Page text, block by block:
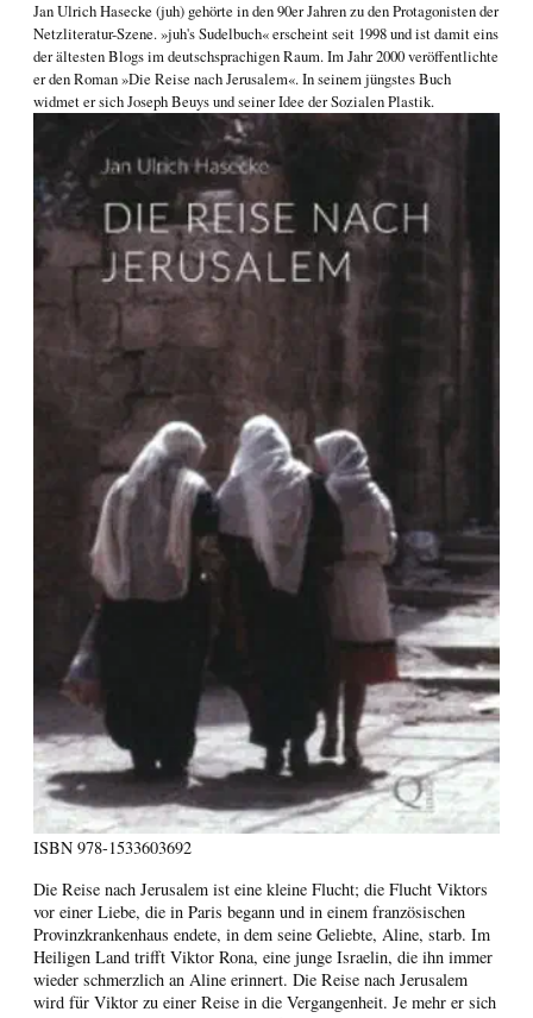
Jan Ulrich Hasecke (juh) gehörte in den 90er Jahren zu den Protagonisten der
Netzliteratur-Szene. »juh's Sudelbuch« erscheint seit 1998 und ist damit eins
der ältesten Blogs im deutschsprachigen Raum. Im Jahr 2000 veröffentlichte
er den Roman»Die Reise nach Jerusalem«. In seinem jüngstes Buch
widmet er sichJoseph Beuys und seiner Idee der Sozialen Plastik.
ISBN 978-1533603692
Die Reise nach Jerusalem ist eine kleine Flucht; die Flucht Viktors
vor einer Liebe, die in Paris begann und in einem französischen
Provinzkrankenhaus endete, in dem seine Geliebte, Aline, starb. Im
Heiligen Land trifft Viktor Rona, eine junge Israelin, die ihn immer
wieder schmerzlich an Aline erinnert. Die Reise nach Jerusalem
wird für Viktor zu einer Reise in die Vergangenheit. Je mehr er sich